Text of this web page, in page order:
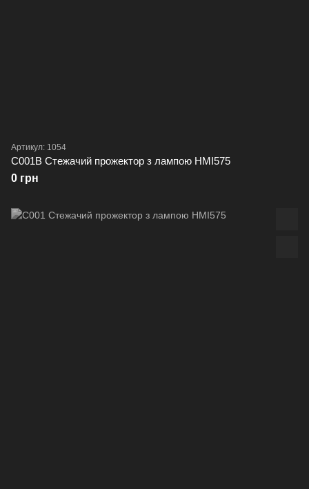
Артикул: 1054
C001B Стежачий прожектор з лампою HMI575
0 грн